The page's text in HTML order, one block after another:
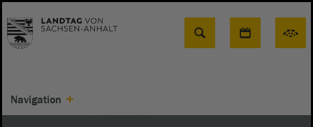
Suche
Navigation